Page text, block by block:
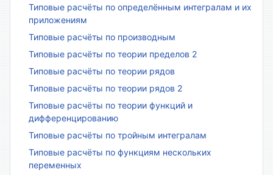
Типовые расчёты по определённым интегралам и их
приложениям
Типовые расчёты по производным
Типовые расчёты по теории пределов 2
Типовые расчёты по теории рядов
Типовые расчёты по теории рядов 2
Типовые расчёты по теории функций и
дифференцированию
Типовые расчёты по тройным интегралам
Типовые расчёты по функциям нескольких
переменных